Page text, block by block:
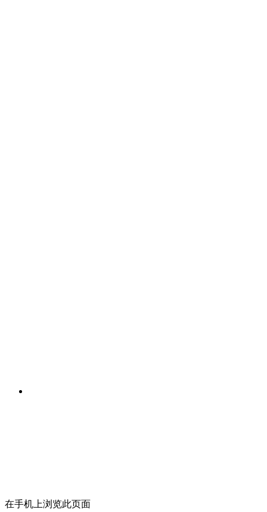
在手机上浏览此页面